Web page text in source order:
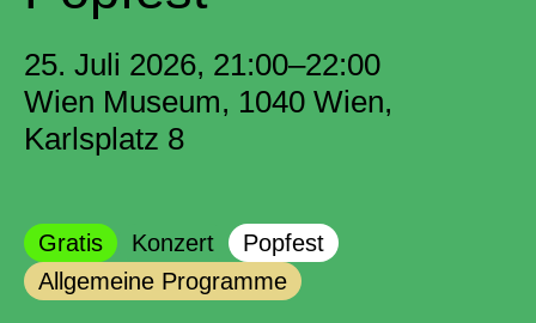
25. Juli 2026, 21:00–22:00
Wien Museum, 1040 Wien,
Karlsplatz 8
Kategorie:
Gratis Kategorie:
Konzert Kategorie:
Popfest
Kategorie:
Allgemeine Programme